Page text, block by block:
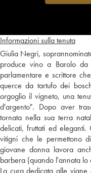
Informazioni sulla tenuta
Giulia Negri,
produce vino a Barolo
parlamentare e scrittore
querce da tartufo dei
orgoglio il vigneto, una
d'argento". Dopo aver
tornata nella sua terra
delicati, fruttati ed
vitigni che le permettono
giovane donna lavora
barbera (quando l'annata lo
La cura dedicata alle